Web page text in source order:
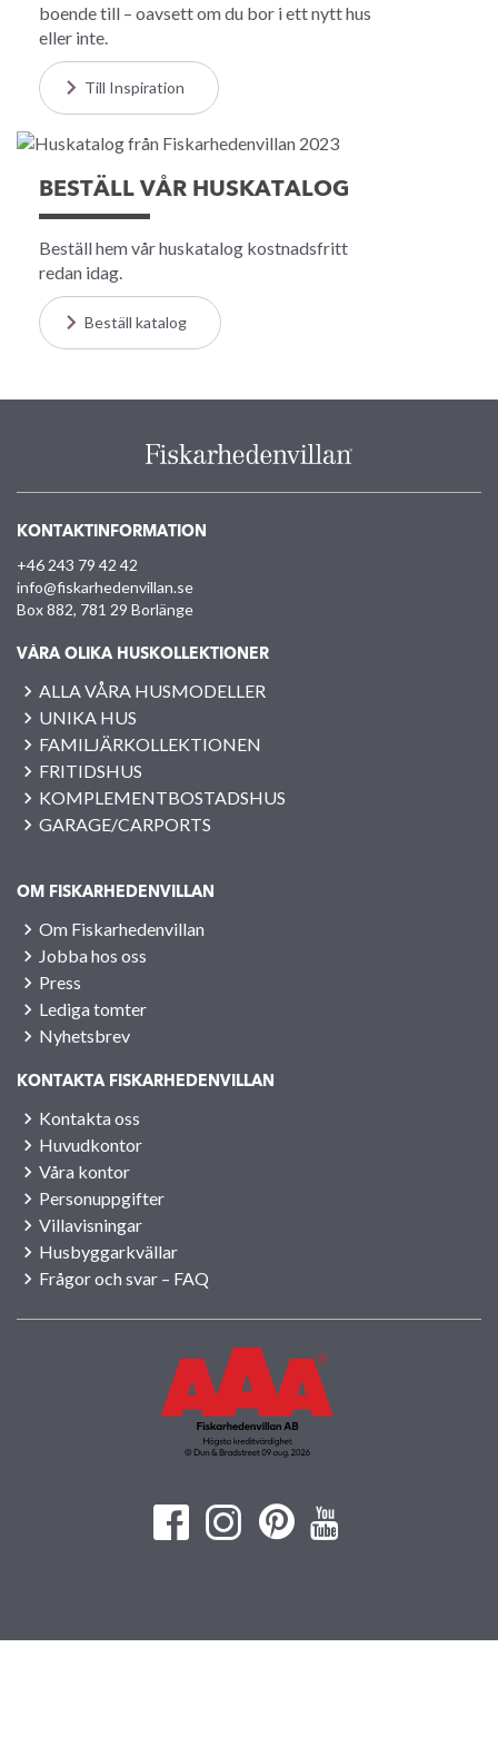
boende till – oavsett om du bor i ett nytt hus
eller inte.
Till Inspiration
BESTÄLL VÅR HUSKATALOG
Beställ hem vår huskatalog kostnadsfritt
redan idag.
Beställ katalog
KONTAKTINFORMATION
+46 243 79 42 42
info@fiskarhedenvillan.se
Box 882, 781 29 Borlänge
VÅRA OLIKA HUSKOLLEKTIONER
ALLA VÅRA HUSMODELLER
UNIKA HUS
FAMILJÄRKOLLEKTIONEN
FRITIDSHUS
KOMPLEMENTBOSTADSHUS
GARAGE/CARPORTS
OM FISKARHEDENVILLAN
Om Fiskarhedenvillan
Jobba hos oss
Press
Lediga tomter
Nyhetsbrev
KONTAKTA FISKARHEDENVILLAN
Kontakta oss
Huvudkontor
Våra kontor
Personuppgifter
Villavisningar
Husbyggarkvällar
Frågor och svar – FAQ